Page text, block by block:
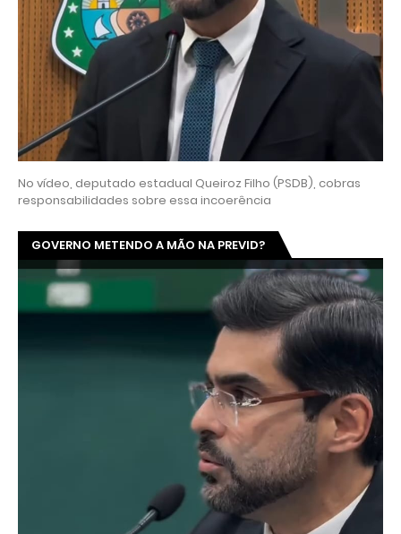
No vídeo, deputado estadual Queiroz Filho (PSDB), cobras
responsabilidades sobre essa incoerência
GOVERNO METENDO A MÃO NA PREVID?